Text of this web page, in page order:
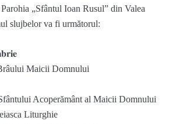
„Sfântul Ioan Rusul” din Valea
slujbelor va fi următorul:
Maicii Domnului
Acoperământ al Maicii Domnului
Liturghie